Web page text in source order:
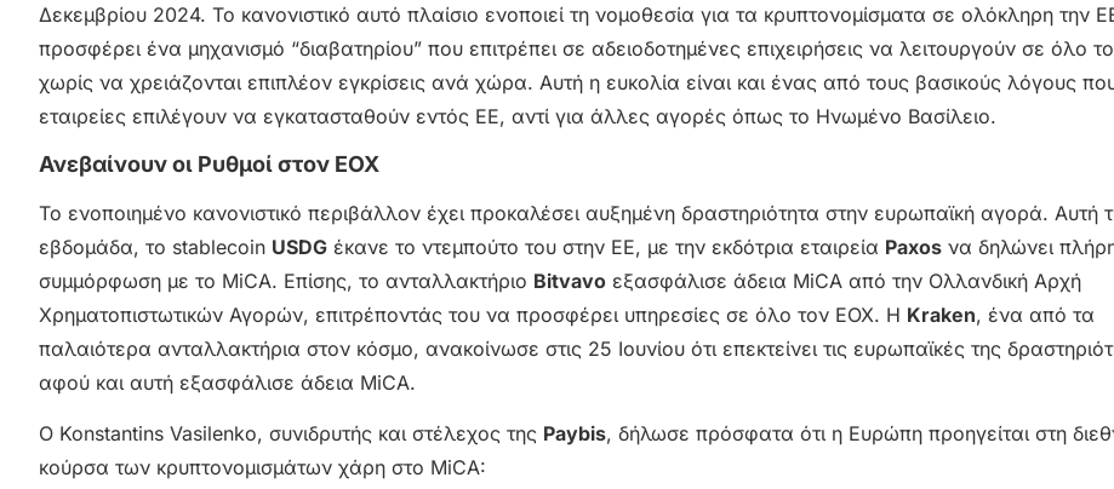
Δεκεμβρίου 2024. Το κανονιστικό αυτό πλαίσιο ενοποιεί τη νομοθεσία για τα κρυπτονομίσματα σε ολόκληρη την
προσφέρει ένα μηχανισμό “διαβατηρίου” που επιτρέπει σε αδειοδοτημένες επιχειρήσεις να λειτουργούν σε όλο
χωρίς να χρειάζονται επιπλέον εγκρίσεις ανά χώρα. Αυτή η ευκολία είναι και ένας από τους βασικούς λόγους
εταιρείες επιλέγουν να εγκατασταθούν εντός ΕΕ, αντί για άλλες αγορές όπως το Ηνωμένο Βασίλειο.
Ανεβαίνουν οι Ρυθμοί στον ΕΟΧ
Το ενοποιημένο κανονιστικό περιβάλλον έχει προκαλέσει αυξημένη δραστηριότητα στην ευρωπαϊκή αγορά. Αυτή
εβδομάδα, το stablecoin USDG έκανε το ντεμπούτο του στην ΕΕ, με την εκδότρια εταιρεία Paxos να δηλώνει
συμμόρφωση με το MiCA. Επίσης, το ανταλλακτήριο Bitvavo εξασφάλισε άδεια MiCA από την Ολλανδική Αρχή
Χρηματοπιστωτικών Αγορών, επιτρέποντάς του να προσφέρει υπηρεσίες σε όλο τον ΕΟΧ. Η Kraken, ένα από τα
παλαιότερα ανταλλακτήρια στον κόσμο, ανακοίνωσε στις 25 Ιουνίου ότι επεκτείνει τις ευρωπαϊκές της
αφού και αυτή εξασφάλισε άδεια MiCA.
Ο Konstantins Vasilenko, συνιδρυτής και στέλεχος της Paybis, δήλωσε πρόσφατα ότι η Ευρώπη προηγείται στη
κούρσα των κρυπτονομισμάτων χάρη στο MiCA: